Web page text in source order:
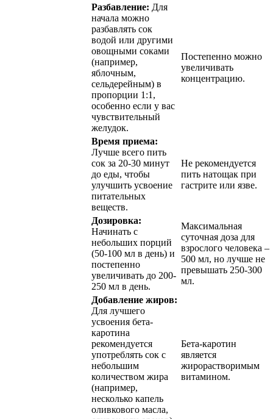
Разбавление: Для
начала можно
разбавлять сок
водой или другими
овощными соками
(например,
яблочным,
сельдерейным) в
пропорции 1:1,
особенно если у вас
чувствительный
желудок.
Постепенно можно
увеличивать
концентрацию.
Время приема:
Лучше всего пить
сок за 20-30 минут
до еды, чтобы
улучшить усвоение
питательных
веществ.
Не рекомендуется
пить натощак при
гастрите или язве.
Дозировка:
Начинать с
небольших порций
(50-100 мл в день) и
постепенно
увеличивать до 200-
250 мл в день.
Максимальная
суточная доза для
взрослого человека –
500 мл, но лучше не
превышать 250-300
мл.
Добавление жиров:
Для лучшего
усвоения бета-
каротина
рекомендуется
употреблять сок с
небольшим
количеством жира
(например,
несколько капель
оливкового масла,
Бета-каротин
является
жирорастворимым
витамином.